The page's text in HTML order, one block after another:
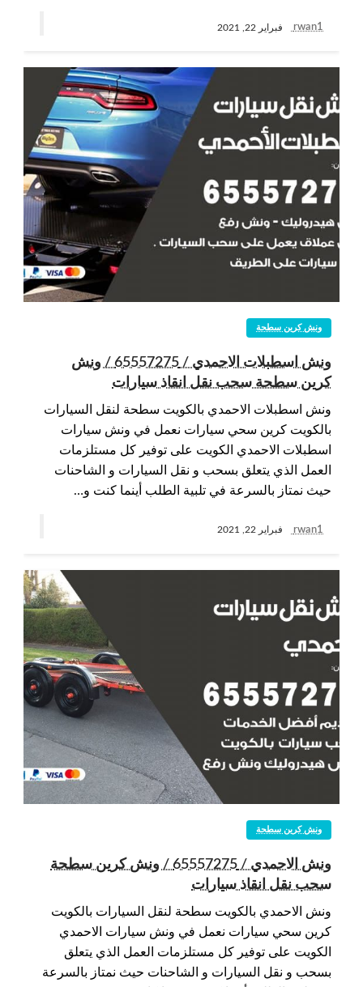
rwan1 فبراير 22, 2021
ونش كرين سطحة
ونش اسطبلات الاحمدي / 65557275 / ونش
كرين سطحة سحب نقل انقاذ سيارات
ونش اسطبلات الاحمدي بالكويت سطحة لنقل السيارات
بالكويت كرين سحي سيارات نعمل في ونش سيارات
اسطبلات الاحمدي الكويت على توفير كل مستلزمات
العمل الذي يتعلق بسحب و نقل السيارات و الشاحنات
حيث نمتاز بالسرعة في تلبية الطلب أينما كنت و…
rwan1 فبراير 22, 2021
ونش كرين سطحة
ونش الاحمدي / 65557275 / ونش كرين سطحة
سحب نقل انقاذ سيارات
ونش الاحمدي بالكويت سطحة لنقل السيارات بالكويت
كرين سحي سيارات نعمل في ونش سيارات الاحمدي
الكويت على توفير كل مستلزمات العمل الذي يتعلق
بسحب و نقل السيارات و الشاحنات حيث نمتاز بالسرعة